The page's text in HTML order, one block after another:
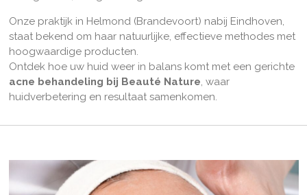
Onze praktijk in Helmond (Brandevoort) nabij Eindhoven,
staat bekend om haar natuurlijke, effectieve methodes met
hoogwaardige producten.
Ontdek hoe uw huid weer in balans komt met een gerichte
acne behandeling bij Beauté Nature, waar
huidverbetering en resultaat samenkomen.